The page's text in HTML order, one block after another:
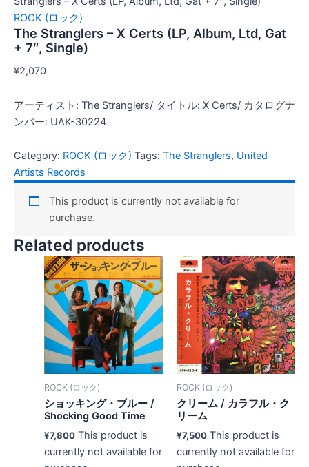
ROCK (ロック)
The Stranglers – X Certs (LP, Album, Ltd, Gat
+ 7″, Single)
¥2,070
アーティスト: The Stranglers/ タイトル: X Certs/ カタログナ
ンバー: UAK-30224
Category: ROCK (ロック) Tags: The Stranglers, United
Artists Records
This product is currently not available for
purchase.
Related products
ROCK (ロック)
ショッキング・ブルー /
Shocking Good Time
¥7,800 This product is
currently not available for
ROCK (ロック)
クリーム / カラフル・ク
リーム
¥7,500 This product is
currently not available for